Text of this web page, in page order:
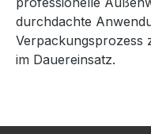
Verpacken von
Versandhandel,
durchdachte
Verpackungsprozess
im Dauereinsatz.